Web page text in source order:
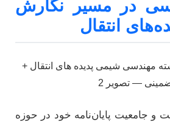
در مسیر نگارش
انتقال
و جامعیت پایان‌نامه خود در حوزه